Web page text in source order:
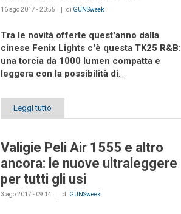
16 ago 2017 - 20:55 di GUNSweek
Tra le novità offerte quest'anno dalla
cinese Fenix Lights c'è questa TK25 R&B:
una torcia da 1000 lumen compatta e
leggera con la possibilità di...
Leggi tutto
Valigie Peli Air 1555 e altro
ancora: le nuove ultraleggere
per tutti gli usi
3 ago 2017 - 09:14 di GUNSweek